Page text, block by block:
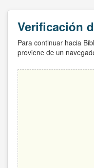
Verificación
Para continuar hacia
proviene de un